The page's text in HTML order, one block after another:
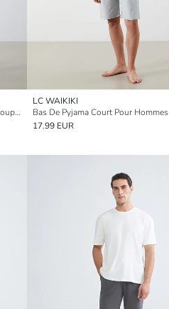
Bas De Pyjama Court Pour Hommes Coupe Standard
LC WAIKIKI
17.99 EUR